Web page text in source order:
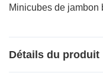
Minicubes de jambon
Détails du produit